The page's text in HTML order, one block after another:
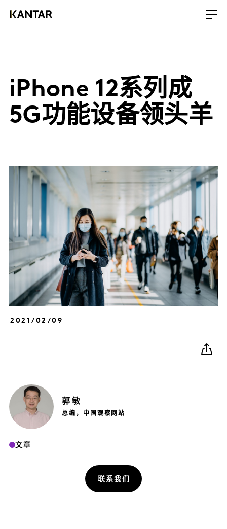
iPhone 12系列成
5G功能设备领头羊
2021/02/09
郭 敏
总编，中国观察网站
文章
联系我们